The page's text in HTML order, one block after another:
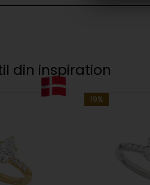
din inspiration
19%